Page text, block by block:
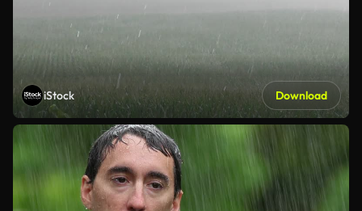
iStock Download